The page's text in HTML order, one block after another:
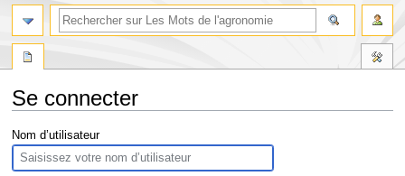
Se connecter
Aller
à
la
Aller
à
la
Nom d’utilisateur